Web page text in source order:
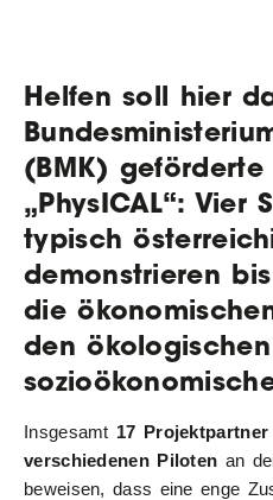
Helfen soll hier
(BMK)
„PhysICAL“: Vier
typisch
demonstrieren
die
den
Insgesamt 17
verschiedenen Piloten an
beweisen, dass eine enge